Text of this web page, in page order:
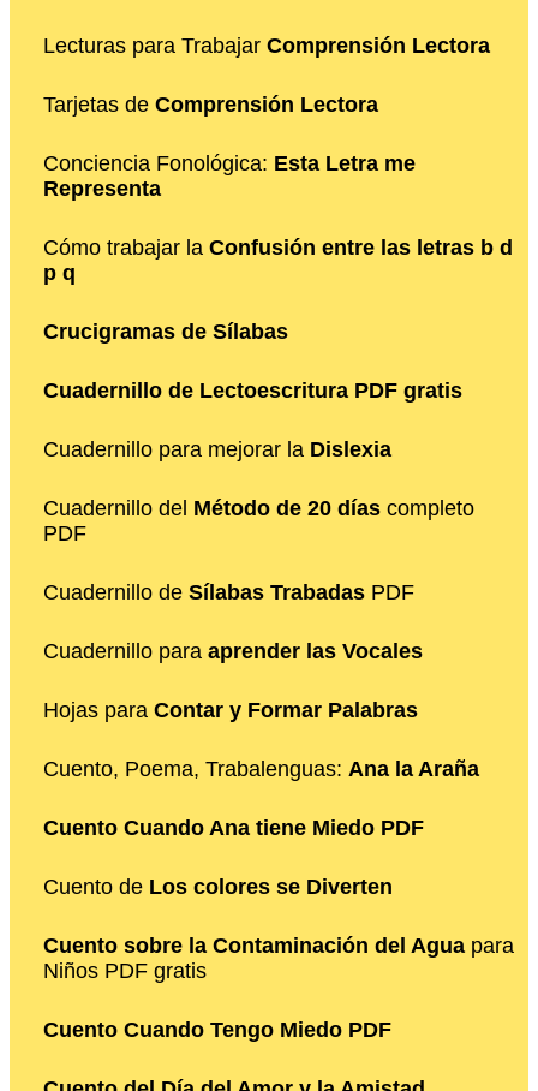
Lecturas para Trabajar Comprensión Lectora
Tarjetas de Comprensión Lectora
Conciencia Fonológica: Esta Letra me
Representa
Cómo trabajar la Confusión entre las letras b d
p q
Crucigramas de Sílabas
Cuadernillo de Lectoescritura PDF gratis
Cuadernillo para mejorar la Dislexia
Cuadernillo del Método de 20 días completo
PDF
Cuadernillo de Sílabas Trabadas PDF
Cuadernillo para aprender las Vocales
Hojas para Contar y Formar Palabras
Cuento, Poema, Trabalenguas: Ana la Araña
Cuento Cuando Ana tiene Miedo PDF
Cuento de Los colores se Diverten
Cuento sobre la Contaminación del Agua para
Niños PDF gratis
Cuento Cuando Tengo Miedo PDF